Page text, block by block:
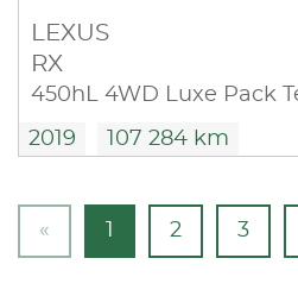
LEXUS
RX
450hL 4WD Luxe Pack
2019 107 284 km
« 2 3